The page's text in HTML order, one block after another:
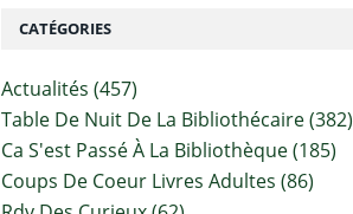
CATÉGORIES
Actualités (457)
Table De Nuit De La Bibliothécaire(382)
Ca S'est Passé À La Bibliothèque(185)
Coups De Coeur Livres Adultes (86)